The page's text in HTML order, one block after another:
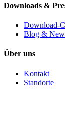
Downloads &
Download-
Blog &
Über uns
Kontakt
Standorte